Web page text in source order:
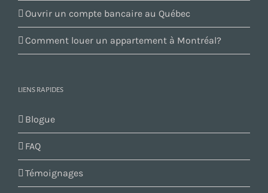
Ouvrir un compte bancaire au Québec
Comment louer un appartement à Montréal?
LIENS RAPIDES
Blogue
FAQ
Témoignages